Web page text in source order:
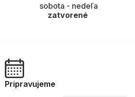
sobota - nedeľa
zatvorené
Pripravujeme